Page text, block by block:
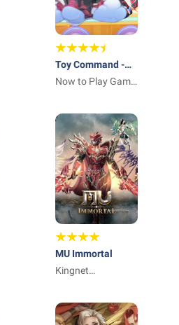
Toy Command -
Squad Survivors
Now to Play Game
MU Immortal
Kingnet
Limited